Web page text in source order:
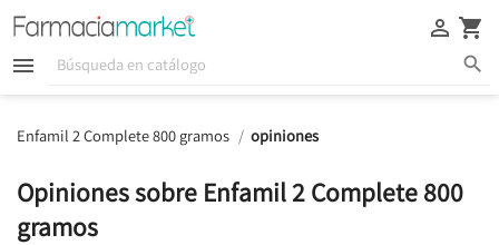
  
 
Enfamil 2 Complete 800 gramos opiniones
Opiniones sobre Enfamil 2 Complete 800
gramos